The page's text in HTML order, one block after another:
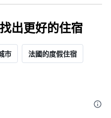
出更好的住宿
市 法國的度假住宿